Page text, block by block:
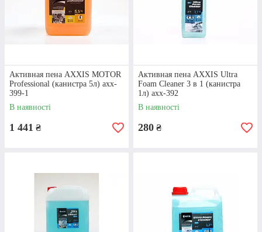
Активная пена AXXIS MOTOR
Professional (канистра 5л) axx-
399-1
В наявності
1 441 ₴
Активная пена AXXIS Ultra
Foam Cleaner 3 в 1 (канистра
1л) axx-392
В наявності
280 ₴